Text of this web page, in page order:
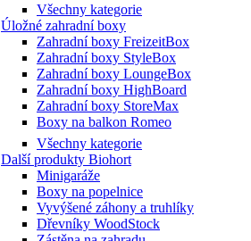
Všechny kategorie
Úložné zahradní boxy
Zahradní boxy FreizeitBox
Zahradní boxy StyleBox
Zahradní boxy LoungeBox
Zahradní boxy HighBoard
Zahradní boxy StoreMax
Boxy na balkon Romeo
Všechny kategorie
Další produkty Biohort
Minigaráže
Boxy na popelnice
Vyvýšené záhony a truhlíky
Dřevníky WoodStock